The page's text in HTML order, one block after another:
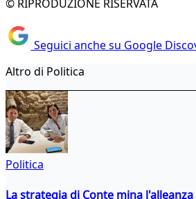
© RIPRODUZIONE RISERVATA
Seguici anche su Google
Altro di Politica
Politica
La strategia di Conte mina